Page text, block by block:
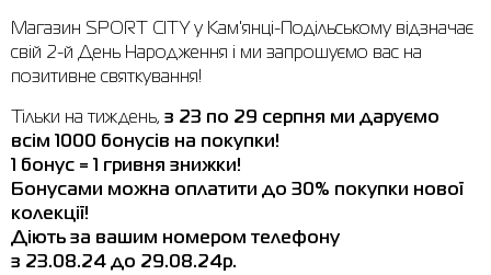
Куртки
Легінси
Майки
Сукні
Сорочки
Плавання
Рюкзаки
Сумки
Доглядові засоби
Фітнес та йога
New Balance
Nike
Puma
Radder
Skechers
Толстовки
Футболки
Черевики
Кросівки
Напівчеревики
Новини
Особистий кабінет
Магазин SPORT CITY у Кам'янці-Подільському відзначає
свій 2-й День Народження і ми запрошуємо вас на
позитивне святкування!
Тільки на тиждень, з 23 по 29 серпня ми даруємо
всім 1000 бонусів на покупки!
1 бонус = 1 гривня знижки!
Бонусами можна оплатити до 30% покупки нової
колекції!
Діють за вашим номером телефону
з 23.08.24 до 29.08.24р.